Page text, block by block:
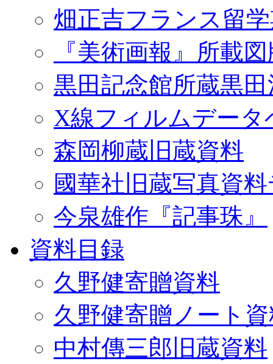
畑正吉フランス留
『美術画報』所載
黒田記念館所蔵黒
X線フィルムデータ
森岡柳蔵旧蔵資料
國華社旧蔵写真資
今泉雄作『記事珠』
資料目録
久野健寄贈資料
久野健寄贈ノート
中村傳三郎旧蔵資料